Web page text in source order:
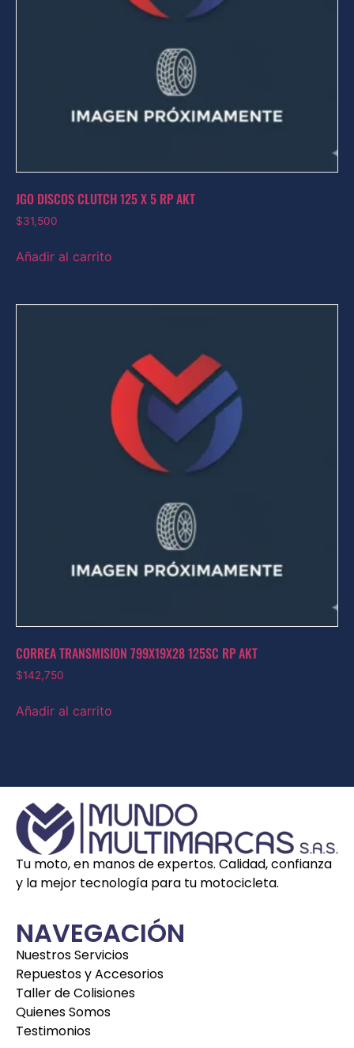
JGO DISCOS CLUTCH 125 X 5 RP AKT
$31,500
Añadir al carrito
CORREA TRANSMISION 799X19X28 125SC RP AKT
$142,750
Añadir al carrito
Tu moto, en manos de expertos. Calidad, confianza
y la mejor tecnología para tu motocicleta.
NAVEGACIÓN
Nuestros Servicios
Repuestos y Accesorios
Taller de Colisiones
Quienes Somos
Testimonios